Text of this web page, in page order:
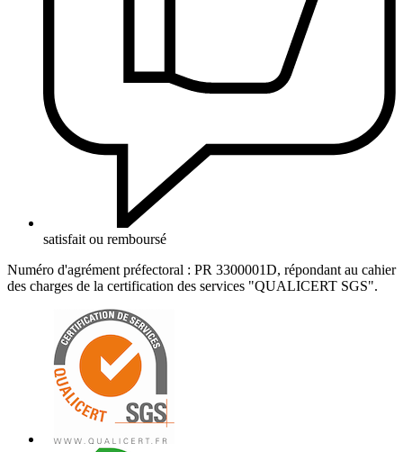
satisfait ou remboursé
Numéro d'agrément préfectoral : PR 3300001D, répondant au cahier
des charges de la certification des services "QUALICERT SGS".